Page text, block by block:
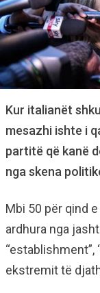
Kur italianët
mesazhi ishte i
partitë që kanë
nga skena
Mbi 50 për qind
ardhura nga
“establishment”,
ekstremit të